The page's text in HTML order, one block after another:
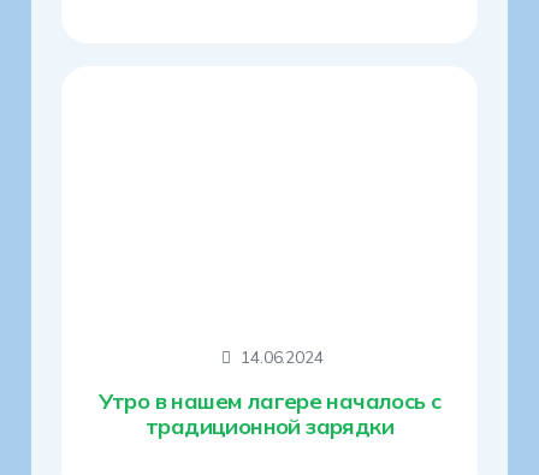
14.06.2024
Утро в нашем лагере началось с
традиционной зарядки